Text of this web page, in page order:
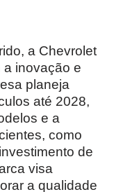
a Chevrolet
a inovação e
planeja
até 2028,
e a
como
de
visa
a qualidade